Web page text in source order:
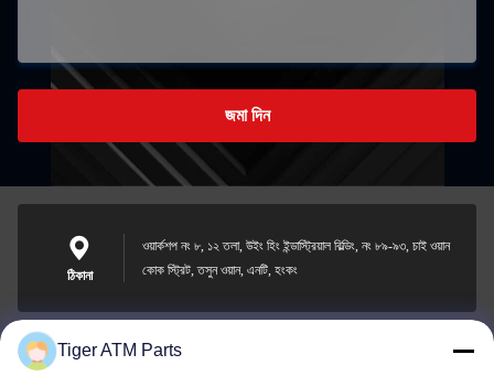
জমা দিন
ঠিকানা
ওয়ার্কশপ নং ৮, ১২ তলা, উইং হিং ইন্ডাস্ট্রিয়াল বিল্ডিং, নং ৮৯-৯৩, চাই ওয়ান
কোক স্ট্রিট, তসুন ওয়ান, এনটি, হংকং
Tiger ATM Parts